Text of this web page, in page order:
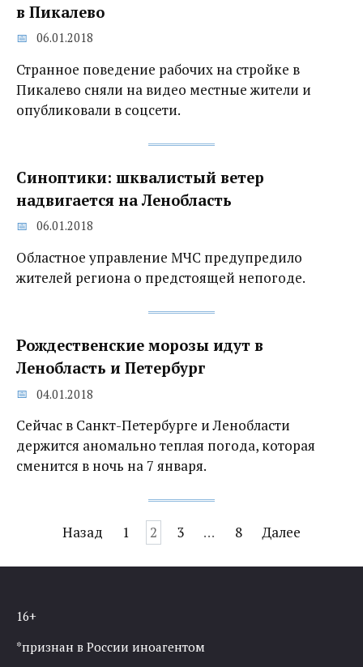
в Пикалево
06.01.2018
Странное поведение рабочих на стройке в
Пикалево сняли на видео местные жители и
опубликовали в соцсети.
Синоптики: шквалистый ветер
надвигается на Ленобласть
06.01.2018
Областное управление МЧС предупредило
жителей региона о предстоящей непогоде.
Рождественские морозы идут в
Ленобласть и Петербург
04.01.2018
Сейчас в Санкт-Петербурге и Ленобласти
держится аномально теплая погода, которая
сменится в ночь на 7 января.
Навигация
записям
Назад 1 2 3 … 8 Далее
16+
*признан в России иноагентом